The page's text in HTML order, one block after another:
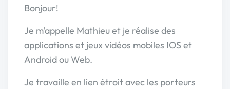
Bonjour!
Je m'appelle Mathieu et je réalise des
applications et jeux vidéos mobiles IOS et
Android ou Web.
Je travaille en lien étroit avec les porteurs